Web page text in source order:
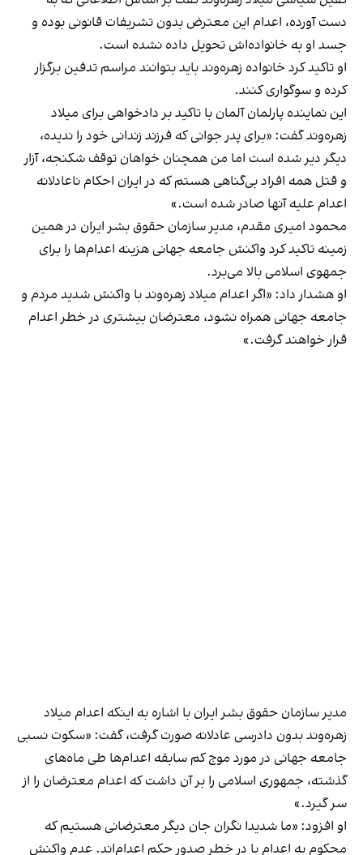
دست آورده، اعدام این معترض بدون تشریفات قانونی بوده و
جسد او به خانواده‌اش تحویل داده نشده است.
او تاکید کرد خانواده زهره‌وند باید بتوانند مراسم تدفین برگزار
کرده و سوگواری کنند.
این نماینده پارلمان آلمان با تاکید بر دادخواهی برای میلاد
زهره‌وند گفت: «برای پدر جوانی که فرزند زندانی خود را ندیده،
دیگر دیر شده است اما من همچنان خواهان توقف شکنجه، آزار
و قتل همه افراد بی‌گناهی هستم که در ایران احکام ناعادلانه
اعدام علیه آنها صادر شده است.»
محمود امیری مقدم، مدیر سازمان حقوق بشر ایران در همین
زمینه تاکید کرد واکنش جامعه جهانی هزینه اعدام‌ها را برای
جمهوی اسلامی بالا می‌برد.
او هشدار داد: «اگر اعدام میلاد زهره‌وند با واکنش شدید مردم و
جامعه جهانی همراه نشود، معترضان بیشتری در خطر اعدام
قرار خواهند گرفت.»
مدیر سازمان حقوق بشر ایران با اشاره به اینکه اعدام ميلاد
زهره‌وندبدون دادرسی عادلانه صورت گرفت، گفت: «سکوت نسبی
جامعه جهانی در مورد موج کم سابقه اعدام‌ها طی ماه‌های
گذشته، جمهوری اسلامی را بر آن داشت که اعدام معترضان را از
سر گیرد.»
او افزود: «ما شدیدا نگران جان دیگر معترضانی هستیم که
محکوم به اعدام یا در خطر صدور حکم اعدام‌اند. عدم واکنش